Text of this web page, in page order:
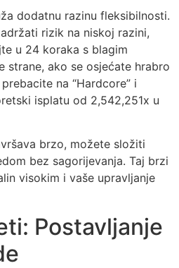
dodatnu razinu fleksibilnosti.
rizik na niskoj razini,
u 24 koraka s blagim
strane, ako se osjećate hrabro
na “Hardcore” i
isplatu od 2,542,251x u
brzo, možete složiti
bez sagorijevanja. Taj brzi
visokim i vaše upravljanje
Postavljanje